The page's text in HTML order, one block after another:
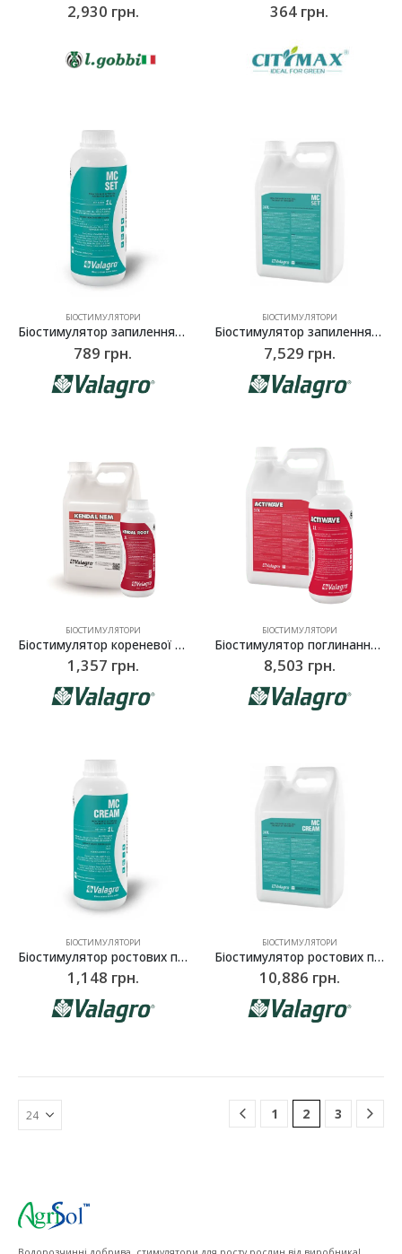
2,930 грн. 364 грн.
БІОСТИМУЛЯТОРИ
Біостимулятор запилення та зав’язування плодів Максикроп Завязь (Maxicrop Set), Valagro – 1 л
789 грн.
БІОСТИМУЛЯТОРИ
Біостимулятор запилення та зав’язування плодів Максикроп Завязь (Maxicrop Set), Valagro – 10 л
7,529 грн.
БІОСТИМУЛЯТОРИ
Біостимулятор кореневої системи Кендал Рут (Kendal Root), Valagro – 1 л
1,357 грн.
БІОСТИМУЛЯТОРИ
Біостимулятор поглинання елементів живлення Активейв (Actiwave), Valagro – 10 л
8,503 грн.
БІОСТИМУЛЯТОРИ
Біостимулятор ростових процесів Максикроп Крем (Maxicrop Сream), Valagro – 1 л
1,148 грн.
БІОСТИМУЛЯТОРИ
Біостимулятор ростових процесів Максикроп Крем (Maxicrop Сream), Valagro – 10 л
10,886 грн.
1 2 3